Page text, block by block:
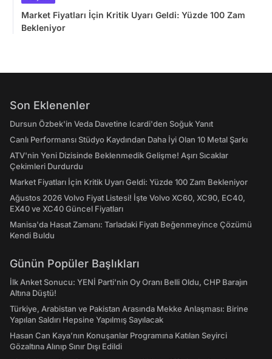
Market Fiyatları İçin Kritik Uyarı Geldi: Yüzde 100 Zam
Bekleniyor
Son Eklenenler
Dursun Özbek'in Veda Davetine Icardi'den Soğuk Yanıt
Canlı Performansı Stüdyo Kaydından Daha İyi Olan 10 Metal Şarkı
ATV'nin Yeni Dizisinde Beklenmedik Gelişme! Aşırı Sıcaklar
Çekimleri Durdurdu
Market Fiyatları İçin Kritik Uyarı Geldi: Yüzde 100 Zam Bekleniyor
Ağustos 2026 Volvo Fiyat Listesi! İşte Volvo XC60, XC90, EC40,
EX40 ve XC40 Güncel Fiyatları
Manisa'da Hasat Zamanı: Tarladaki Fiyatı Beğenmeyince Çözümü
Kendi Buldu
Günün Popüler Başlıkları
İlk Anket Sonucu: YENİ Parti'nin Oy Oranı Belli Oldu, CHP Barajın
Altına Düştü!
Türkiye, Arabistan ve Pakistan Arasında Mekke Anlaşması: Birine
Yapılan Saldırı Hepsine Yapılmış Sayılacak
Hasan Can Kaya’nın Konuşanlar Programına Katılan Seyirci
Gözaltına Alınıp Sınır Dışı Edildi